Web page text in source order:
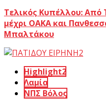
Τελικός Κυπέλλου: Από
μέχρι ΟΑΚΑ και
Μπαλτάκου
Highlight2
Λαμία
ΝΠΣ Βόλος